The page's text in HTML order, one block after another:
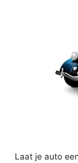
Laat je auto